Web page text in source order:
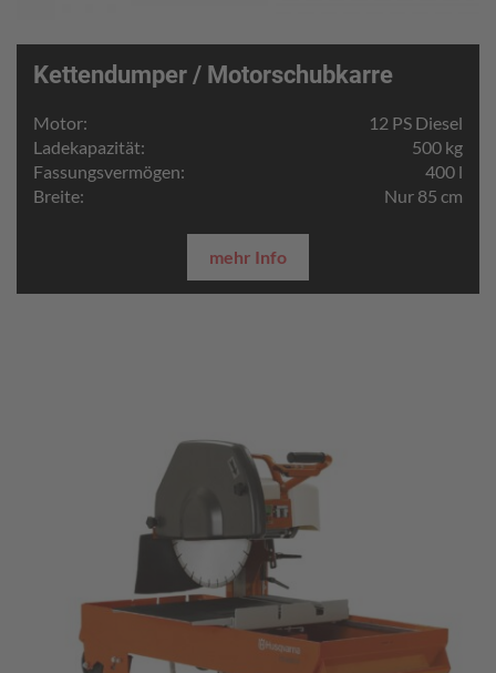
Kettendumper / Motorschubkarre
Motor:
12 PS Diesel
Ladekapazität:
500 kg
Fassungsvermögen:
400 l
Breite:
Nur 85 cm
mehr Info